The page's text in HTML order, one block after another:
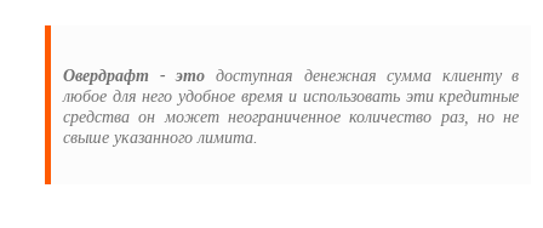
Овердрафт - это доступная денежная сумма клиенту в
любое для него удобное время и использовать эти кредитные
средства он может неограниченное количество раз, но не
свыше указанного лимита.